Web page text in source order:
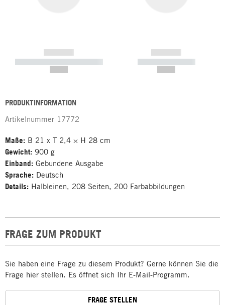
------------
----------- ----------- -----------
------------
----------- -----------
PRODUKTINFORMATION
Artikelnummer 17772
Maße: B 21 x T 2,4 × H 28 cm
Gewicht: 900 g
Einband: Gebundene Ausgabe
Sprache: Deutsch
Details: Halbleinen, 208 Seiten, 200 Farbabbildungen
FRAGE ZUM PRODUKT
Sie haben eine Frage zu diesem Produkt? Gerne können Sie die
Frage hier stellen. Es öffnet sich Ihr E-Mail-Programm.
FRAGE STELLEN